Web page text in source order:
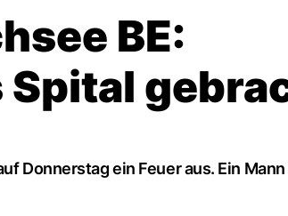
BE:
Donnerstag ein Feuer aus. Ein